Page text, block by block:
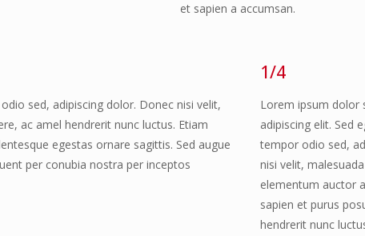
et sapien a accumsan.
sed, adipiscing dolor. Donec nisi velit,
ac amel hendrerit nunc luctus. Etiam
egestas ornare sagittis. Sed augue
per conubia nostra per inceptos
1/4
Lorem ipsum dolor
adipiscing elit. Sed
tempor odio sed,
nisi velit,
elementum auctor
sapien et purus
hendrerit nunc